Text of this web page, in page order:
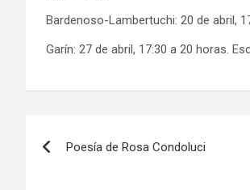
Bardenoso-Lambertuchi: 20 de abril,
Garín: 27 de abril, 17:30 a 20 horas.
de
Poesía de Rosa Condoluci